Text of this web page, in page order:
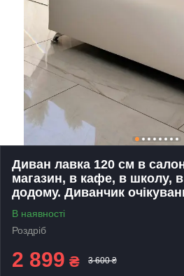
Диван лавка 120 см в
магазин, в кафе, в школу,
додому. Диванчик
В наявності
Роздріб
2 899 ₴ 3 600 ₴